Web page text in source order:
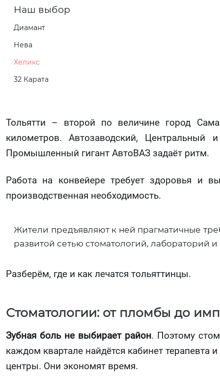
Наш выбор
Диамант
Нева
Хеликс
32 Карата
Тольятти – второй по величине город
километров. Автозаводский,
Промышленный гигант АвтоВАЗ задаёт ритм.
Работа на конвейере требует здоровья и
производственная необходимость.
Жители предъявляют к ней прагматичные
развитой сетью стоматологий, лабораторий
Разберём, где и как лечатся тольяттинцы.
Стоматологии: от пломбы до
Зубная боль не выбирает район. Поэтому
каждом квартале найдётся кабинет
центры. Они экономят время.